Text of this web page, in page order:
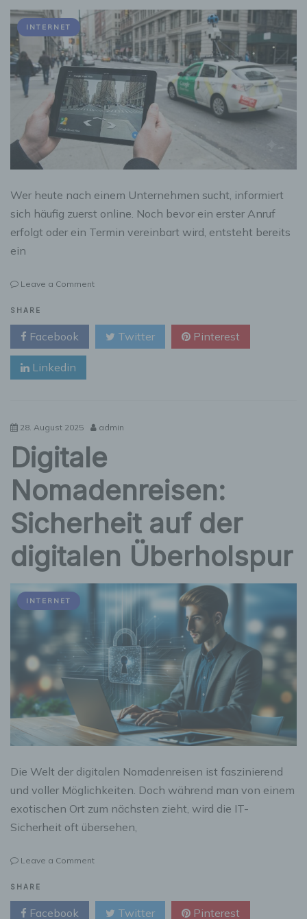
INTERNET
Wer heute nach einem Unternehmen sucht, informiert
sich häufig zuerst online. Noch bevor ein erster Anruf
erfolgt oder ein Termin vereinbart wird, entsteht bereits
ein
Leave a Commenton
Rundgang
schafft
Vertrauen
SHARE
Facebook Twitter Pinterest
Linkedin
28. August 2025 admin
Digitale
Nomadenreisen:
Sicherheit auf der
digitalen Überholspur
INTERNET
Die Welt der digitalen Nomadenreisen ist faszinierend
und voller Möglichkeiten. Doch während man von einem
exotischen Ort zum nächsten zieht, wird die IT-
Sicherheit oft übersehen,
Leave a Commenton
Sicherheit
auf
SHARE
Facebook Twitter Pinterest